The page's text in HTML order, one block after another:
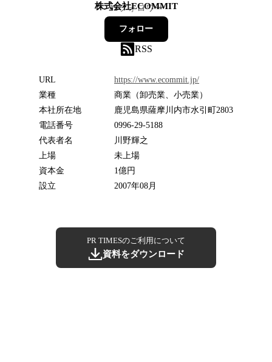
株式会社ECOMMIT
23フォロワー
フォロー
RSS
URL
https://www.ecommit.jp/
業種
商業（卸売業、小売業）
本社所在地
鹿児島県薩摩川内市水引町2803
電話番号
0996-29-5188
代表者名
川野輝之
上場
未上場
資本金
1億円
設立
2007年08月
PR TIMESのご利用について
資料をダウンロード